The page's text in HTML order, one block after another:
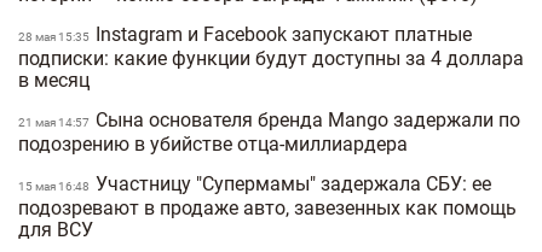
28 мая 15:35 Instagram и Facebook запускают платные
подписки: какие функции будут доступны за 4 доллара
в месяц
21 мая 14:57
Сына основателя бренда Mango задержали по
подозрению в убийстве отца-миллиардера
15 мая 16:48 Участницу "Супермамы" задержала СБУ: ее
подозревают в продаже авто, завезенных как помощь
для ВСУ